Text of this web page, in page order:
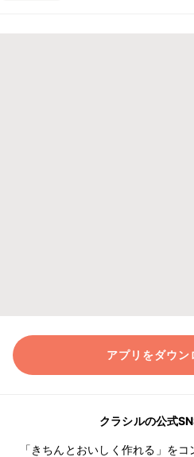
アプリをダウン
クラシルの公式
「きちんとおいしく作れる」を